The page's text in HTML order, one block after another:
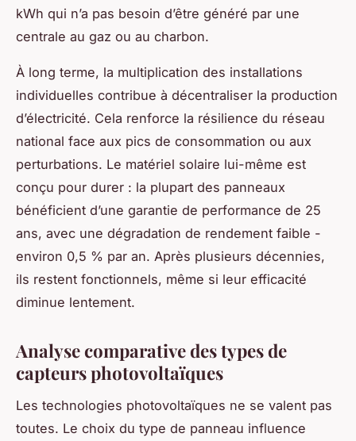
kWh qui n’a pas besoin d’être généré par une
centrale au gaz ou au charbon.
À long terme, la multiplication des installations
individuelles contribue à décentraliser la production
d’électricité. Cela renforce la résilience du réseau
national face aux pics de consommation ou aux
perturbations. Le matériel solaire lui-même est
conçu pour durer : la plupart des panneaux
bénéficient d’une garantie de performance de 25
ans, avec une dégradation de rendement faible -
environ 0,5 % par an. Après plusieurs décennies,
ils restent fonctionnels, même si leur efficacité
diminue lentement.
Analyse comparative des types de
capteurs photovoltaïques
Les technologies photovoltaïques ne se valent pas
toutes. Le choix du type de panneau influence